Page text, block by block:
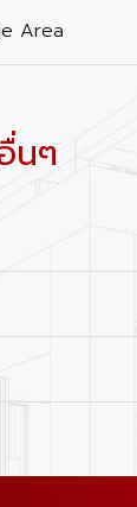
Area
นๆ